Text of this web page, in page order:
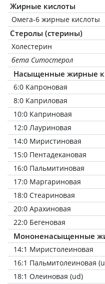
Жирные кислоты
Омега-6 жирные кислоты
Стеролы (стерины)
Холестерин
бета Ситостерол
Насыщенные жирные
6:0 Капроновая
8:0 Каприловая
10:0 Каприновая
12:0 Лауриновая
14:0 Миристиновая
15:0 Пентадекановая
16:0 Пальмитиновая
17:0 Маргариновая
18:0 Стеариновая
20:0 Арахиновая
22:0 Бегеновая
Мононенасыщенные
14:1 Миристолеиновая
16:1 Пальмитолеиновая
18:1 Олеиновая (ud)